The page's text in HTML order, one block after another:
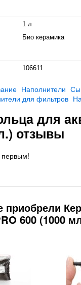
1 л
Био керамика
106611
Наполнители
для фильтров
для
отзывы
первым!
приобрели
600 (1000